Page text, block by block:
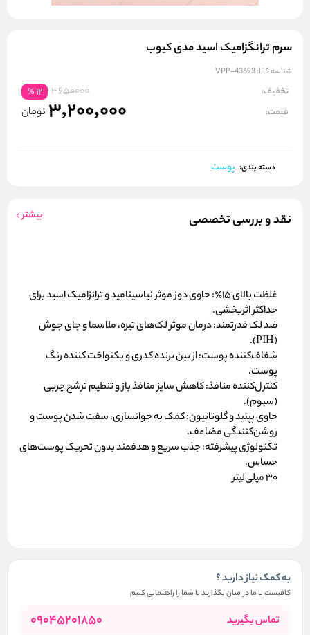
سرم ترانگزامیک اسید مدی کیوب
شناسه کالا:VPP-43693
تخفیف: 3650000
12
%
قیمت: 3,200,000 تومان
دسته بندی: پوست
نقد و بررسی تخصصی بیشتر
غلظت بالای ۱۵٪:
حاوی دوز موثر نیاسینامید و ترانزامیک اسید برای
حداکثر اثربخشی.
ضد لک قدرتمند:درمان موثر لک‌های تیره، ملاسما و جای جوش
(PIH).
شفاف‌کننده پوست:از بین برنده کدری و یکنواخت کننده رنگ
پوست.
کنترل‌کننده منافذ:کاهش سایز منافذ باز و تنظیم ترشح چربی
(سبوم).
حاوی پپتید و گلوتاتیون:کمک به جوانسازی، سفت شدن پوست و
روشن‌کنندگی مضاعف.
تکنولوژی پیشرفته:جذب سریع و هدفمند بدون تحریک پوست‌های
حساس.
۳۰ میلی‌لیتر
به کمک نیاز دارید ؟
کافیست با ما در میان بگذارید تا شما را راهنمایی کنیم
تماس بگیرید 09045201850